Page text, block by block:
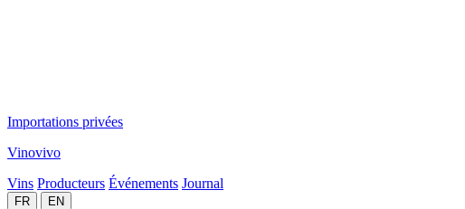
Importations privées
Vinovivo
Vins Producteurs Événements Journal
FR EN